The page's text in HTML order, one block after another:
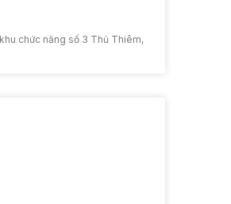
chức năng số 3 Thủ Thiêm,